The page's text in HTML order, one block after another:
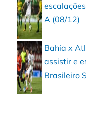
A (08/12)
Bahia x
assistir e
Brasileiro